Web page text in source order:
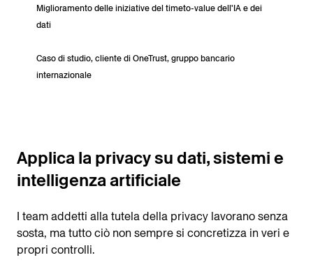
Miglioramento delle iniziative del timeto-value dell'IA e dei
dati
Caso di studio, cliente di OneTrust, gruppo bancario
internazionale
Applica la privacy su dati, sistemi e
intelligenza artificiale
I team addetti alla tutela della privacy lavorano senza
sosta, ma tutto ciò non sempre si concretizza in veri e
propri controlli.